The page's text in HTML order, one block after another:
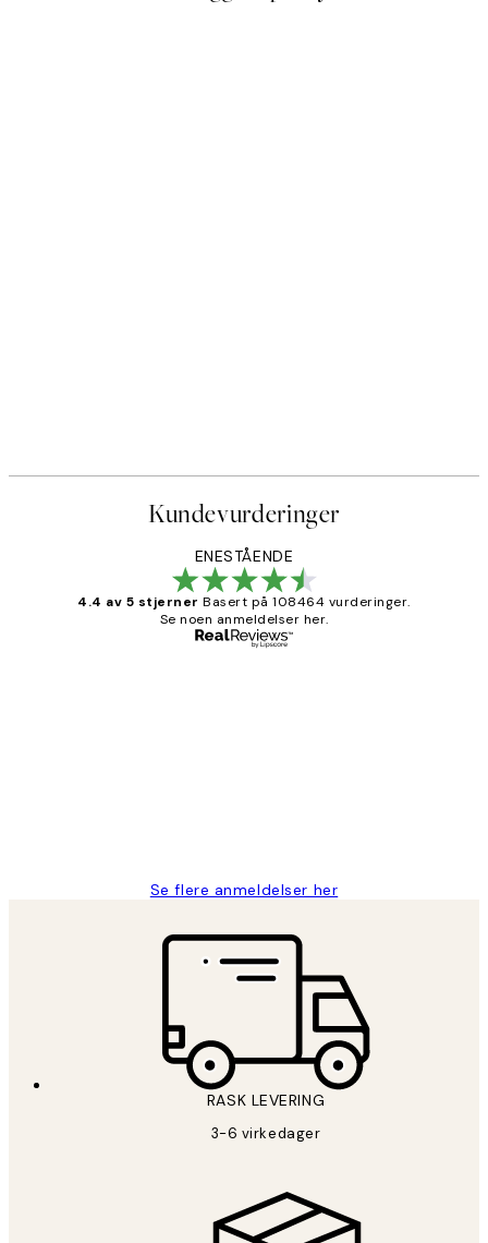
Kundevurderinger
ENESTÅENDE
4.4 av 5 stjerner Basert på 108464 vurderinger.
Se noen anmeldelser her.
Se flere anmeldelser her
RASK LEVERING
3-6 virkedager